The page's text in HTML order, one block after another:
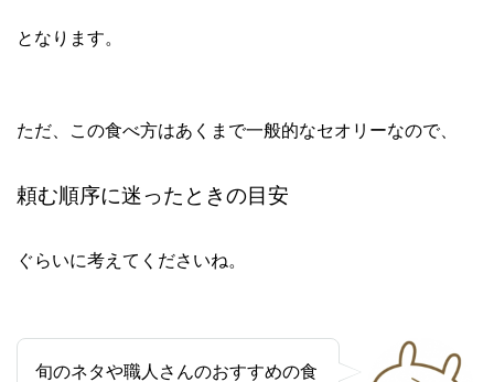
となります。
ただ、この食べ方はあくまで一般的なセオリーなので、
頼む順序に迷ったときの目安
ぐらいに考えてくださいね。
旬のネタや職人さんのおすすめの食